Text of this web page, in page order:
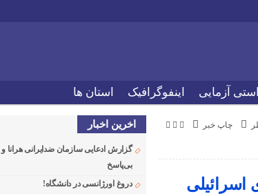
آزمایی اینفوگرافیک استان ها
چاپ خبر
اسرائیلی
اخرین اخبار
گزارش ادعایی سازمان ضدایرانی
بی‌پاسخ
دروغ اورژانسی در دانشگاه!